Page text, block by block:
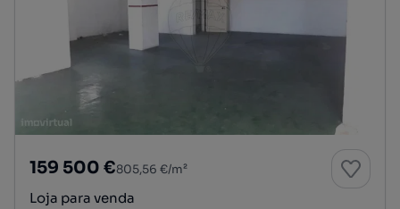
159 500 €805,56 €/m²
Loja para venda